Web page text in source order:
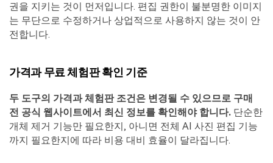
권을 지키는 것이 먼저입니다. 편집 권한이 불분명한 이미지
는 무단으로 수정하거나 상업적으로 사용하지 않는 것이 안
전합니다.
가격과 무료 체험판 확인 기준
두 도구의 가격과 체험판 조건은 변경될 수 있으므로 구매
전 공식 웹사이트에서 최신 정보를 확인해야 합니다. 단순한
개체 제거 기능만 필요한지, 아니면 전체 AI 사진 편집 기능
까지 필요한지에 따라 비용 대비 효율이 달라집니다.